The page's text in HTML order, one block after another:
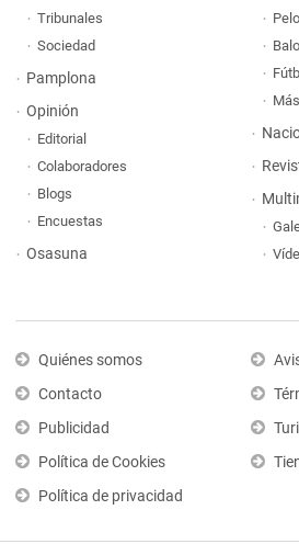
Tribunales
Sociedad
Pamplona
Opinión
Editorial
Colaboradores
Blogs
Encuestas
Osasuna
Quiénes somos
Contacto
Publicidad
Política de Cookies
Política de privacidad